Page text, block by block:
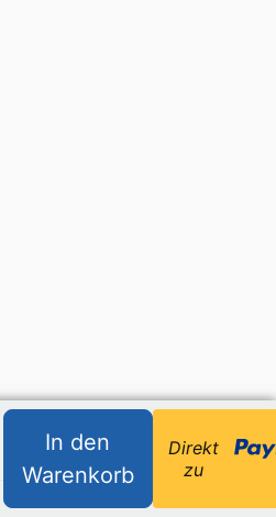
In den
Warenkorb
Direkt
zu